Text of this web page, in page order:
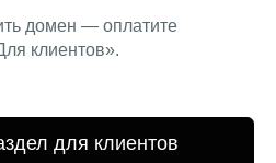
домен — оплатите
клиентов».
для клиентов